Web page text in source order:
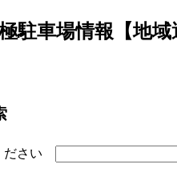
駐車場情報【地域
ださい